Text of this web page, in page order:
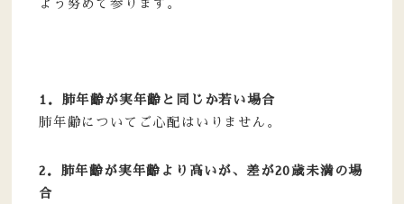
よう努めて参ります。
1．肺年齢が実年齢と同じか若い場合
肺年齢についてご心配はいりません。
2．肺年齢が実年齢より高いが、差が20歳未満の場
合